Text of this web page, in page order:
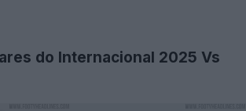
do Internacional 2025 Vs